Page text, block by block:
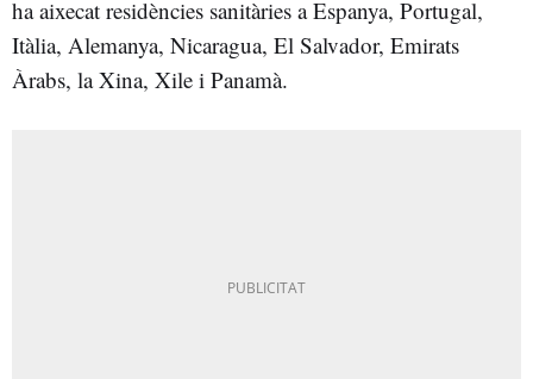
ha aixecat residències sanitàries a Espanya, Portugal,
Itàlia, Alemanya, Nicaragua, El Salvador, Emirats
Àrabs, la Xina, Xile i Panamà.